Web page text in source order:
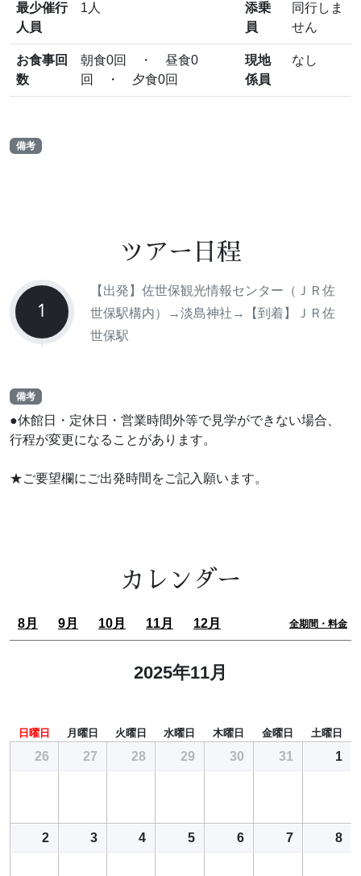
最少催行
人員
1人
添乗
員
同行しま
せん
お食事回
数
朝食0回 ・ 昼食0
回 ・ 夕食0回
現地
係員
なし
備考
ツアー日程
1
【出発】佐世保観光情報センター（ＪＲ佐
世保駅構内）→淡島神社→【到着】ＪＲ佐
世保駅
備考
●休館日・定休日・営業時間外等で見学ができない場合、
行程が変更になることがあります。
★ご要望欄にご出発時間をご記入願います。
カレンダー
8月 9月 10月 11月 12月 全期間・料金
2025年11月
日曜日 月曜日 火曜日 水曜日 木曜日 金曜日 土曜日
26 27 28 29 30 31 1
2 3 4 5 6 7 8